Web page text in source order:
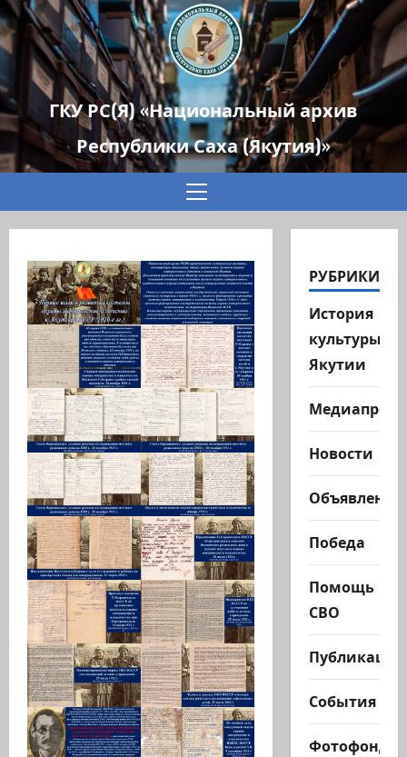
ГКУ РС(Я) «Национальный архив
Республики Саха (Якутия)»
Основное
РУБРИКИ
История
культуры
Якутии
Новости
Объявления
Победа
Помощь
СВО
Публикации
События
Фотофонд